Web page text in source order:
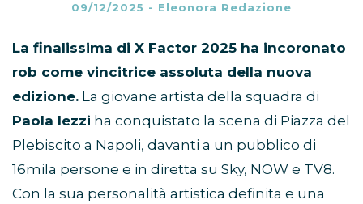
09/12/2025 - Eleonora Redazione
La finalissima di X Factor 2025 ha incoronato
rob come vincitrice assoluta della nuova
edizione. La giovane artista della squadra di
Paola Iezzi ha conquistato la scena di Piazza del
Plebiscito a Napoli, davanti a un pubblico di
16mila persone e in diretta su Sky, NOW e TV8.
Con la sua personalità artistica definita e una